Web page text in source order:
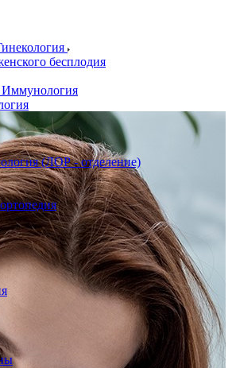
бесплодия
Иммунология
(ЛОР - отделение)